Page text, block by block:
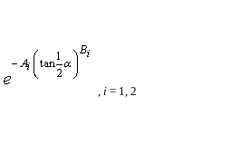
, i = 1, 2